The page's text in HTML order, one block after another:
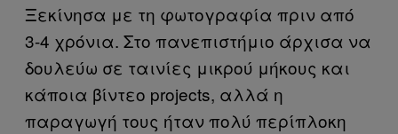
Ξεκίνησα με τη φωτογραφία πριν από
3-4 χρόνια. Στο πανεπιστήμιο άρχισα να
δουλεύω σε ταινίες μικρού μήκους και
κάποια βίντεο projects, αλλά η
παραγωγή τους ήταν πολύ περίπλοκη